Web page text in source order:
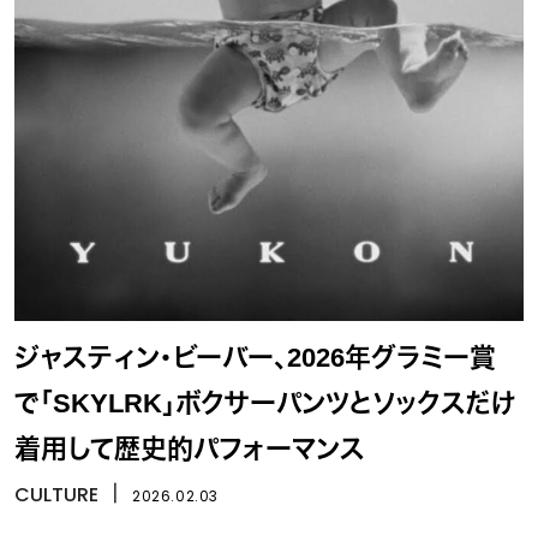
ジャスティン・ビーバー、2026年グラミー賞
で「SKYLRK」ボクサーパンツとソックスだけ
着用して歴史的パフォーマンス
CULTURE 2026.02.03